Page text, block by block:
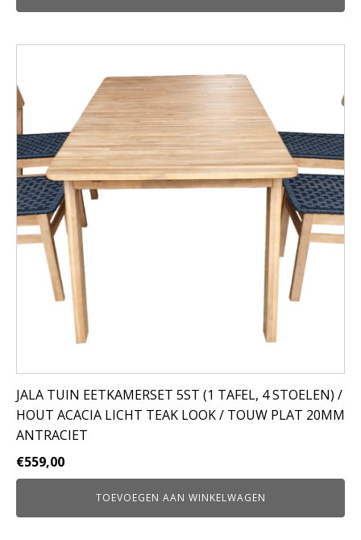
JALA TUIN EETKAMERSET 5ST (1 TAFEL, 4 STOELEN) /
HOUT ACACIA LICHT TEAK LOOK / TOUW PLAT 20MM
ANTRACIET
€559,00
TOEVOEGEN AAN WINKELWAGEN